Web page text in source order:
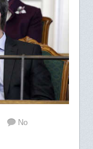
No